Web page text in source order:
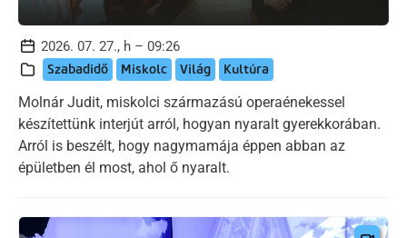
2026. 07. 27., h – 09:26
Szabadidő Miskolc Világ Kultúra
Molnár Judit, miskolci származású operaénekessel
készítettünk interjút arról, hogyan nyaralt gyerekkorában.
Arról is beszélt, hogy nagymamája éppen abban az
épületben él most, ahol ő nyaralt.